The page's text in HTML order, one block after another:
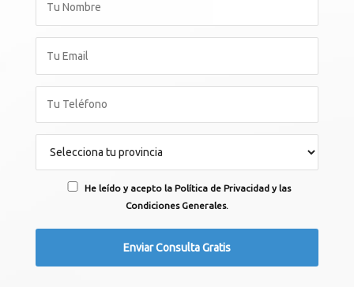
He leído y acepto la Política de Privacidad y las
Condiciones Generales.